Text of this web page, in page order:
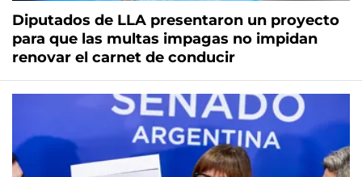
Diputados de LLA presentaron un proyecto
para que las multas impagas no impidan
renovar el carnet de conducir